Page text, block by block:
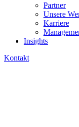
Partner
Unsere
Karriere
Insights
Kontakt